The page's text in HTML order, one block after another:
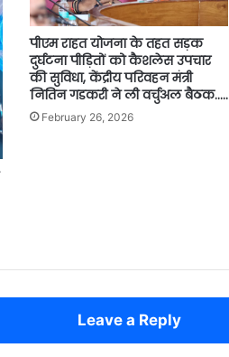
पीएम राहत योजना के तहत सड़क
दुर्घटना पीड़ितों को कैशलेस उपचार
की सुविधा, केंद्रीय परिवहन मंत्री
नितिन गडकरी ने ली वर्चुअल बैठक…..
February 26, 2026
Leave a Reply